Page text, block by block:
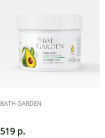
BATH GARDEN
519 р.